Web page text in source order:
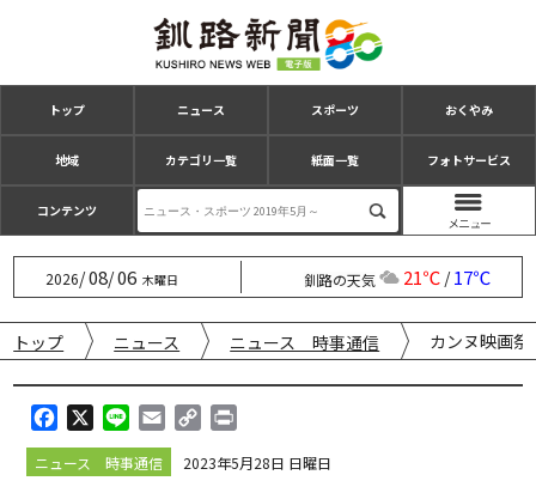
トップ ニュース スポーツ おくやみ
地域 カテゴリ一覧 紙面一覧 フォトサービス
コンテンツ
2026/08/06 木曜日 釧路の天気 21℃/17℃
トップ ニュース ニュース 時事通信 カンヌ映画
a
c
i
n
m
a
p
i
ニュース 時事通信 2023年5月28日 日曜日